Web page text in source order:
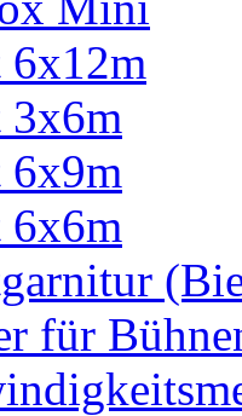
6x12m
3x6m
6x9m
6x6m
für